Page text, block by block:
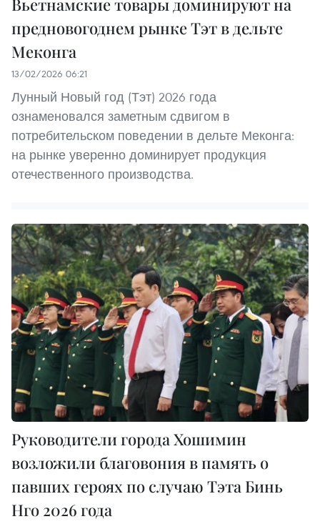
предновогоднем рынке Тэт в дельте
Меконга
13/02/2026 06:21
Лунный Новый год (Тэт) 2026 года
ознаменовался заметным сдвигом в
потребительском поведении в дельте Меконга:
на рынке уверенно доминирует продукция
отечественного производства.
Руководители города Хошимин
возложили благовония в память о
павших героях по случаю Тэта Бинь
Нго 2026 года